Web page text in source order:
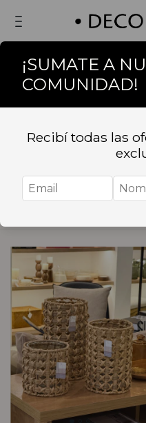
Inicio . DECORACION .
FANALES
¡SUMATE A
COMUNIDAD!
Recibí todas las